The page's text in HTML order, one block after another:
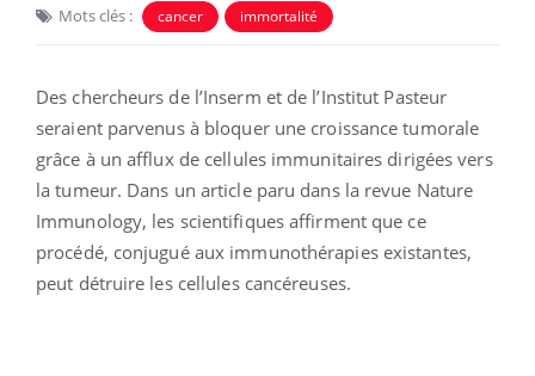
Mots clés : cancer immortalité
Des chercheurs de l’Inserm et de l’Institut Pasteur
seraient parvenus à bloquer une croissance tumorale
grâce à un afflux de cellules immunitaires dirigées vers
la tumeur. Dans un article paru dans la revue Nature
Immunology, les scientifiques affirment que ce
procédé, conjugué aux immunothérapies existantes,
peut détruire les cellules cancéreuses.